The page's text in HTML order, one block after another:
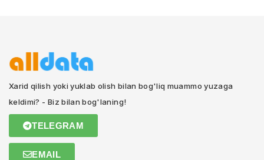
Xarid qilish yoki yuklab olish bilan bog'liq muammo yuzaga
keldimi? - Biz bilan bog'laning!
TELEGRAM
EMAIL